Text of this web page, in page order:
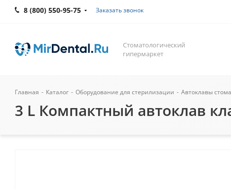
8 (800) 550-95-75 Заказать звонок
Стоматологический
гипермаркет
Главная - Каталог - Оборудование для стерилизации - Автоклавы
3 L Компактный автоклав